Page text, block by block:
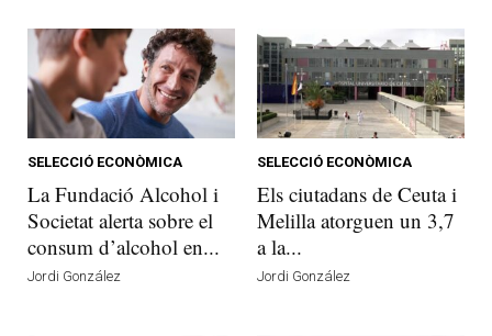
SELECCIÓ ECONÒMICA
La Fundació Alcohol i
Societat alerta sobre el
consum d’alcohol en...
Jordi González
SELECCIÓ ECONÒMICA
Els ciutadans de Ceuta i
Melilla atorguen un 3,7
a la...
Jordi González